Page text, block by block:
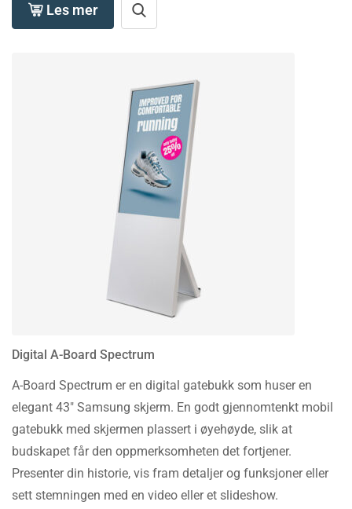
Les mer
Digital A-Board Spectrum
A-Board Spectrum er en digital gatebukk som huser en
elegant 43″ Samsung skjerm. En godt gjennomtenkt mobil
gatebukk med skjermen plassert i øyehøyde, slik at
budskapet får den oppmerksomheten det fortjener.
Presenter din historie, vis fram detaljer og funksjoner eller
sett stemningen med en video eller et slideshow.